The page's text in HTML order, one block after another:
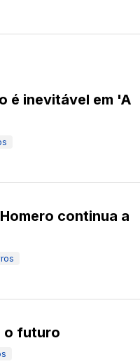
é inevitável em 'A
continua a
o futuro